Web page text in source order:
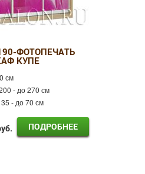
ФОТОПЕЧАТЬ
КУПЕ
см
- до 270 см
- до 70 см
ПОДРОБНЕЕ